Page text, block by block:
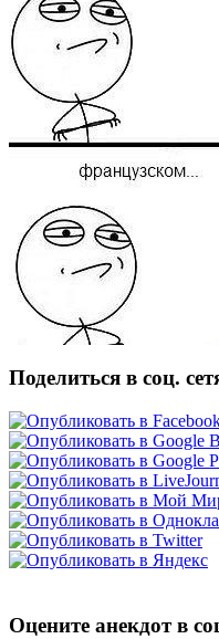
Поделиться в соц.
Оцените анекдот в